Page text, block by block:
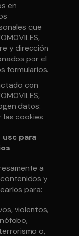
en
que
y dirección
por el
formularios.
con
datos:
cookies
uso para
a
y
para:
violentos,
o,